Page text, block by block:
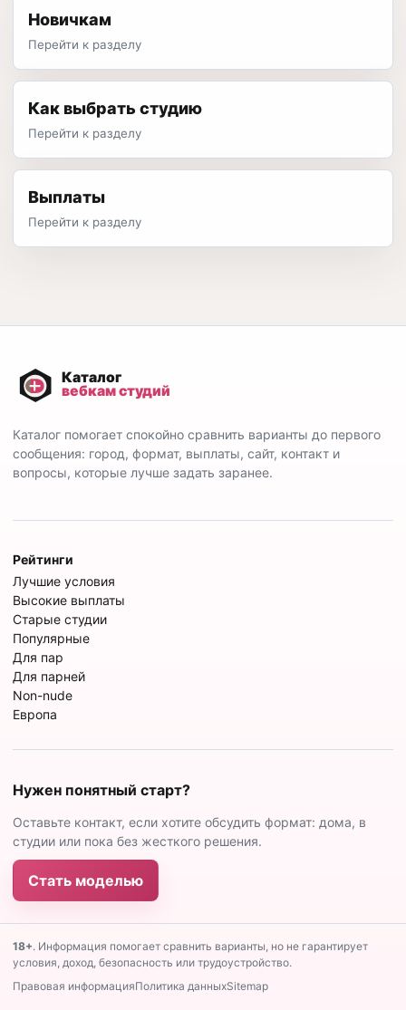
Новичкам
Перейти к разделу
Как выбрать студию
Перейти к разделу
Выплаты
Перейти к разделу
Каталог помогает спокойно сравнить варианты до первого
сообщения: город, формат, выплаты, сайт, контакт и
вопросы, которые лучше задать заранее.
Рейтинги
Лучшие условия
Высокие выплаты
Старые студии
Популярные
Для пар
Для парней
Non-nude
Европа
Нужен понятный старт?
Оставьте контакт, если хотите обсудить формат: дома, в
студии или пока без жесткого решения.
Стать моделью
18+. Информация помогает сравнить варианты, но не гарантирует
условия, доход, безопасность или трудоустройство.
Правовая информацияПолитика данныхSitemap